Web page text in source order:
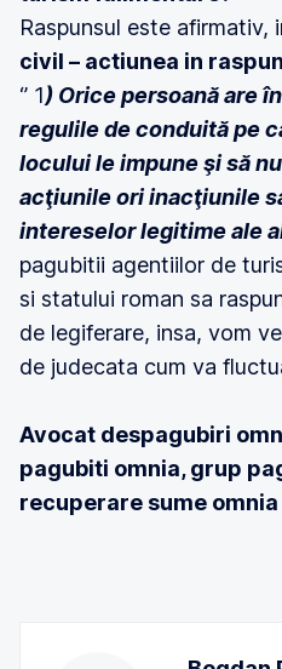
Raspunsul este afirmativ,
civil – actiunea in
‘’ 1) Orice persoană are
regulile de conduită pe
locului le impune şi să
acţiunile ori inacţiunile
intereselor legitime ale
pagubitii agentiilor de
si statului roman sa
de legiferare, insa, vom
de judecata cum va
Avocat despagubiri
pagubiti omnia, grup
recuperare sume